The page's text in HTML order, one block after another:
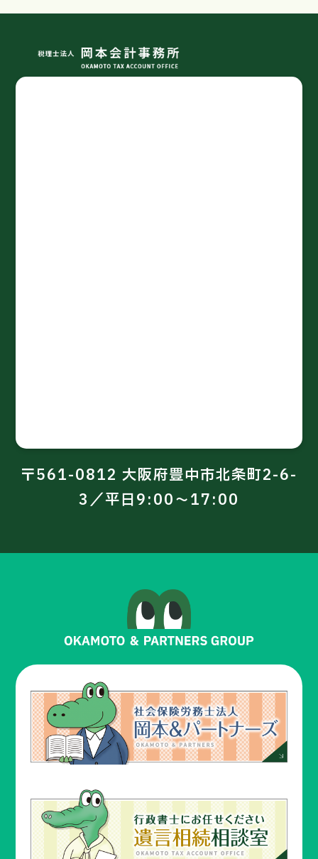
〒561-0812 大阪府豊中市北条町2-6-
3／平日9:00～17:00